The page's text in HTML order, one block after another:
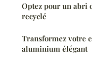
Optez pour un abri
recyclé
Transformez votre
aluminium élégant